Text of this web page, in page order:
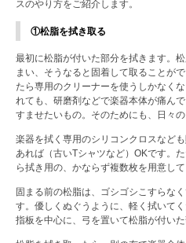
スのやり方をご紹介します。
①松脂を拭き取る
最初に松脂が付いた部分を拭きます。
まい、そうなると固着して取ることが
たら専用のクリーナーを使うしかなく
れても、研磨剤などで楽器本体が痛ん
すませたいもの。そのためにも、日々
楽器を拭く専用のシリコンクロスなど
あれば（古いTシャツなど）OKです。
ら拭き用の、かならず複数枚を用意して
固まる前の松脂は、ゴシゴシこすらな
す。優しくぬぐうように、軽く拭いて
指板を中心に、弓を置いて松脂が付いた